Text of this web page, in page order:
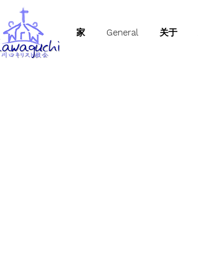
家 General 关于